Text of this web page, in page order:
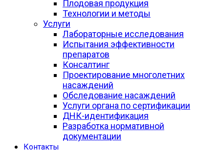
Плодовая продукция
Технологии и методы
Услуги
Лабораторные исследования
Испытания эффективности
препаратов
Консалтинг
Проектирование многолетних
насаждений
Обследование насаждений
Услуги органа по сертификации
ДНК-идентификация
Разработка нормативной
документации
Контакты